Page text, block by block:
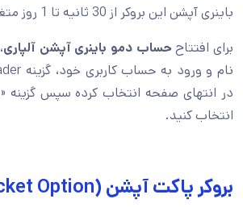
باینری آپشن این بروکر از 30 ثانیه تا 1 روز متغیر است.
برای افتتاححساب دمو باینری آپشن آلپاری
در انتهای صفحه انتخاب کرده سپس گزینه
انتخاب کنید.
بروکر پاکت آپشن (Pocket Option)